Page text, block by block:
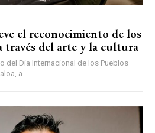
el reconocimiento de los
través del arte y la cultura
del Día Internacional de los Pueblos
a...